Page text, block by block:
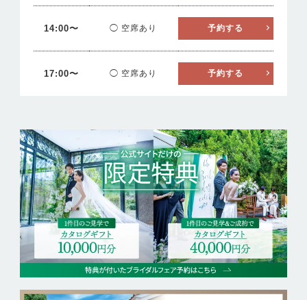
14:00〜 ◯ 空席あり 予約する
17:00〜 ◯ 空席あり 予約する